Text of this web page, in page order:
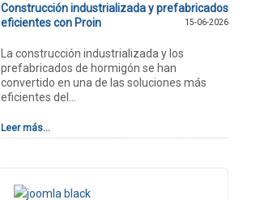
Construcción industrializada y prefabricados
eficientes con Proin
15-06-2026
La construcción industrializada y los
prefabricados de hormigón se han
convertido en una de las soluciones más
eficientes del...
Leer más...